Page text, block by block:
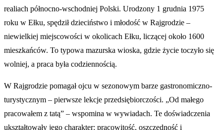
realiach północno-wschodniej Polski. Urodzony 1 grudnia 1975
roku w Ełku, spędził dzieciństwo i młodość w Rajgrodzie –
niewielkiej miejscowości w okolicach Ełku, liczącej około 1600
mieszkańców. To typowa mazurska wioska, gdzie życie toczyło się
wolniej, a praca była codziennością.
W Rajgrodzie pomagał ojcu w sezonowym barze gastronomiczno-
turystycznym – pierwsze lekcje przedsiębiorczości. „Od małego
pracowałem z tatą” – wspomina w wywiadach. Te doświadczenia
ukształtowały jego charakter: pracowitość, oszczędność i